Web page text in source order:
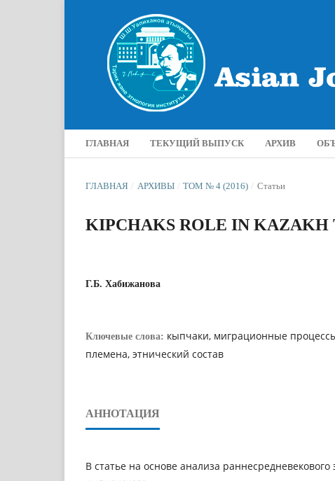
ГЛАВНАЯ ТЕКУЩИЙ ВЫПУСК АРХИВ
ГЛАВНАЯ / АРХИВЫ / ТОМ № 4 (2016) / Статьи
KIPCHAKS ROLE IN KAZAKH
Г.Б. Хабижанова
Ключевые слова: кыпчаки, миграционные
племена, этнический состав
АННОТАЦИЯ
В статье на основе анализа раннесредневекового